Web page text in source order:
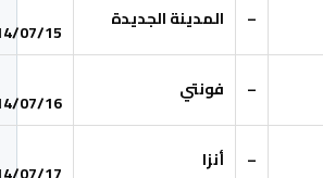
– المدينة الجديدة
07/15
– فونتي
07/16
– أنزا